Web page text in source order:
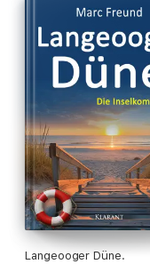
Langeooger Düne.